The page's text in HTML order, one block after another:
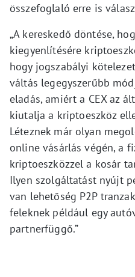
összefoglaló erre is
„A kereskedő döntése,
kiegyenlítésére
hogy jogszabályi
váltás legegyszerűbb
eladás, amiért a CEX az
kiutalja a kriptoeszköz
Léteznek már olyan
online vásárlás végén, a
kriptoeszközzel a kosár
Ilyen szolgáltatást nyújt
van lehetőség P2P
feleknek például egy
partnerfüggő.”